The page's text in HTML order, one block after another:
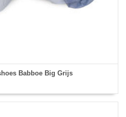
Babboe Big Grijs